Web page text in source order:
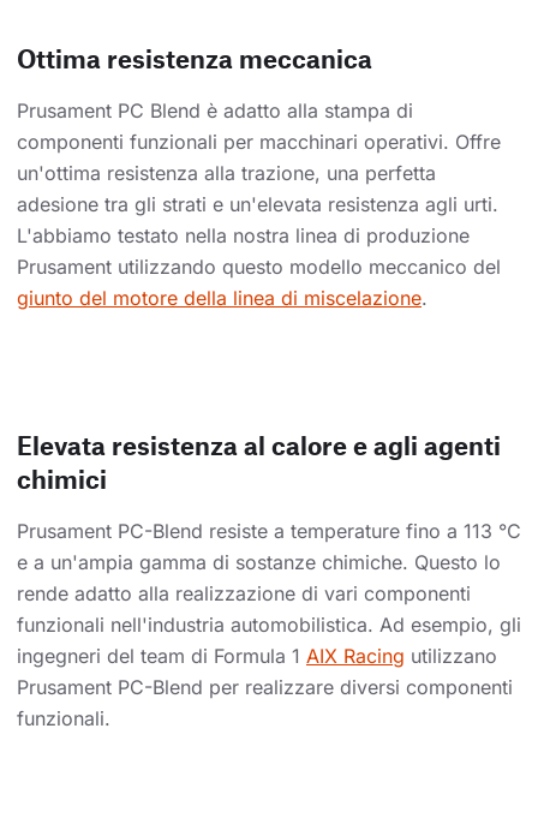
Ottima resistenza meccanica
Prusament PC Blend è adatto alla stampa di
componenti funzionali per macchinari operativi. Offre
un'ottima resistenza alla trazione, una perfetta
adesione tra gli strati e un'elevata resistenza agli urti.
L'abbiamo testato nella nostra linea di produzione
Prusament utilizzando questo modello meccanico del
giunto del motore della linea di miscelazione.
Elevata resistenza al calore e agli agenti
chimici
Prusament PC-Blend resiste a temperature fino a 113 °C
e a un'ampia gamma di sostanze chimiche. Questo lo
rende adatto alla realizzazione di vari componenti
funzionali nell'industria automobilistica. Ad esempio, gli
ingegneri del team di Formula 1 AIX Racing utilizzano
Prusament PC-Blend per realizzare diversi componenti
funzionali.